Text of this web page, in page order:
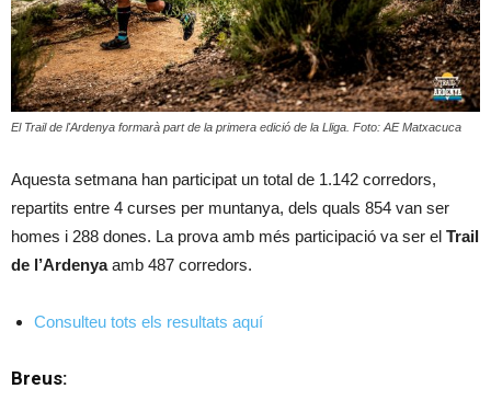
El Trail de l'Ardenya formarà part de la primera edició de la Lliga. Foto: AE Matxacuca
Aquesta setmana han participat un total de 1.142 corredors,
repartits entre 4 curses per muntanya, dels quals 854 van ser
homes i 288 dones. La prova amb més participació va ser el Trail
de l’Ardenyaamb 487 corredors.
Consulteu tots els resultats aquí
Breus: